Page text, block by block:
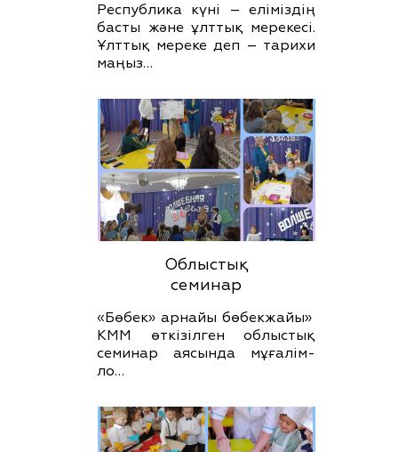
Республика күні – еліміздің
басты және ұлттық мерекесі.
Ұлттық мереке деп – тарихи
маңыз…
Облыстық
семинар
«Бөбек» арнайы бөбекжайы»
КММ өткізілген облыстық
семинар аясында мұғалім-
ло…